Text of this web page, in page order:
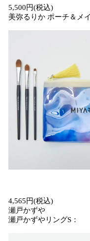
5,500円(税込)
美弥るりか ポーチ＆メ
4,565円(税込)
瀬戸かずや
瀬戸かずやリングS：